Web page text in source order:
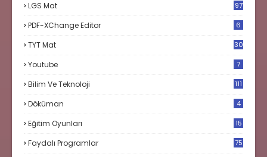
LGS Mat 97
PDF-XChange Editor 6
TYT Mat 30
Youtube 7
Bilim Ve Teknoloji 111
Döküman 4
Eğitim Oyunları 15
Faydalı Programlar 75